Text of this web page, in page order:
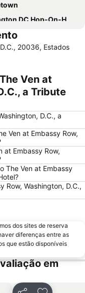
On-Hop-Off Open-Top Double-Decker Bus Tour
20036, Estados
Ven at
a Tribute
D.C., a
Ven at Embassy Row,
at Embassy Row,
The Ven at Embassy
Row, Washington, D.C.,
dos sites de reserva
diferenças entre as
que estão disponíveis
em